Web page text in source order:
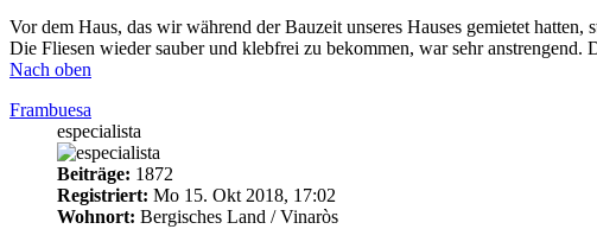
Vor dem Haus, das wir während der Bauzeit unseres Hauses gemietet hatten,
Die Fliesen wieder sauber und klebfrei zu bekommen, war sehr
Nach oben
Frambuesa
especialista
Beiträge: 1872
Registriert: Mo 15. Okt 2018, 17:02
Wohnort: Bergisches Land / Vinaròs